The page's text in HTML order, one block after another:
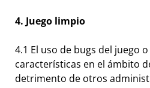
4. Juego limpio
4.1 El uso de bugs del juego
características en el ámbito
detrimento de otros